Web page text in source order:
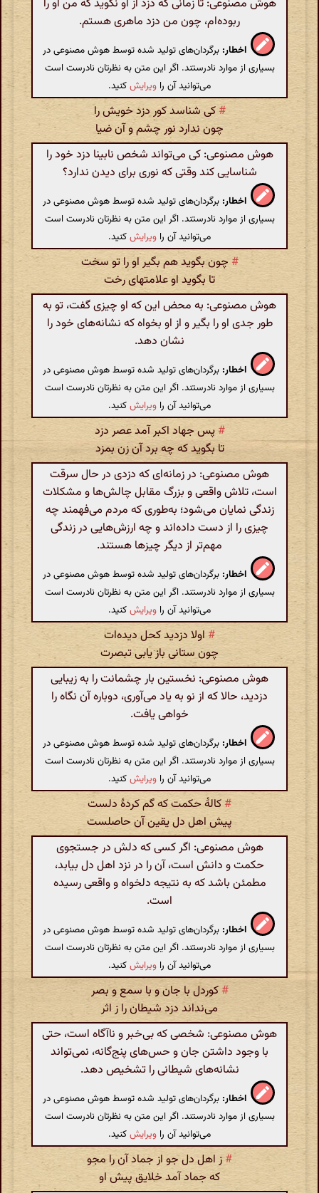
هوش مصنوعی: تا زمانی که دزد از او نگوید که من او را
ربوده‌ام، چون من دزد ماهری هستم.
اخطار: برگردان‌های تولید شده توسط هوش مصنوعی در
بسیاری از موارد نادرستند. اگر این متن به نظرتان نادرست است
می‌توانید آن را ویرایشکنید.
# کی شناسد کور دزد خویش را
چون ندارد نور چشم و آن ضیا
هوش مصنوعی: کی می‌تواند شخص نابینا دزد خود را
شناسایی کند وقتی که نوری برای دیدن ندارد؟
اخطار: برگردان‌های تولید شده توسط هوش مصنوعی در
بسیاری از موارد نادرستند. اگر این متن به نظرتان نادرست است
می‌توانید آن را ویرایشکنید.
# چون بگوید هم بگیر او را تو سخت
تا بگوید او علامتهای رخت
هوش مصنوعی: به محض این که او چیزی گفت، تو به
طور جدی او را بگیر و از او بخواه که نشانه‌های خود را
نشان دهد.
اخطار: برگردان‌های تولید شده توسط هوش مصنوعی در
بسیاری از موارد نادرستند. اگر این متن به نظرتان نادرست است
می‌توانید آن را ویرایشکنید.
# پس جهاد اکبر آمد عصر دزد
تا بگوید که چه برد آن زن بمزد
هوش مصنوعی: در زمانه‌ای که دزدی در حال سرقت
است، تلاش واقعی و بزرگ مقابل چالش‌ها و مشکلات
زندگی نمایان می‌شود؛ به‌طوری که مردم می‌فهمند چه
چیزی را از دست داده‌اند و چه ارزش‌هایی در زندگی
مهم‌تر از دیگر چیزها هستند.
اخطار: برگردان‌های تولید شده توسط هوش مصنوعی در
بسیاری از موارد نادرستند. اگر این متن به نظرتان نادرست است
می‌توانید آن را ویرایشکنید.
# اولا دزدید کحل دیده‌ات
چون ستانی باز یابی تبصرت
هوش مصنوعی: نخستین بار چشمانت را به زیبایی
دزدید، حالا که از نو به یاد می‌آوری، دوباره آن نگاه را
خواهی یافت.
اخطار: برگردان‌های تولید شده توسط هوش مصنوعی در
بسیاری از موارد نادرستند. اگر این متن به نظرتان نادرست است
می‌توانید آن را ویرایشکنید.
# کالهٔ حکمت که گم کردهٔ دلست
پیش اهل دل یقین آن حاصلست
هوش مصنوعی: اگر کسی که دلش در جستجوی
حکمت و دانش است، آن را در نزد اهل دل بیابد،
مطمئن باشد که به نتیجه دلخواه و واقعی رسیده
است.
اخطار: برگردان‌های تولید شده توسط هوش مصنوعی در
بسیاری از موارد نادرستند. اگر این متن به نظرتان نادرست است
می‌توانید آن را ویرایشکنید.
# کوردل با جان و با سمع و بصر
می‌نداند دزد شیطان را ز اثر
هوش مصنوعی: شخصی که بی‌خبر و ناآگاه است، حتی
با وجود داشتن جان و حس‌های پنج‌گانه، نمی‌تواند
نشانه‌های شیطانی را تشخیص دهد.
اخطار: برگردان‌های تولید شده توسط هوش مصنوعی در
بسیاری از موارد نادرستند. اگر این متن به نظرتان نادرست است
می‌توانید آن را ویرایشکنید.
# ز اهل دل جو از جماد آن را مجو
که جماد آمد خلایق پیش او